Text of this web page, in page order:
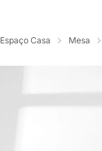
Espaço Casa Mesa